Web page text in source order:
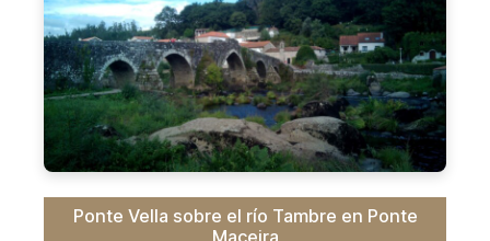
Ponte Vella sobre el río Tambre en Ponte
Maceira